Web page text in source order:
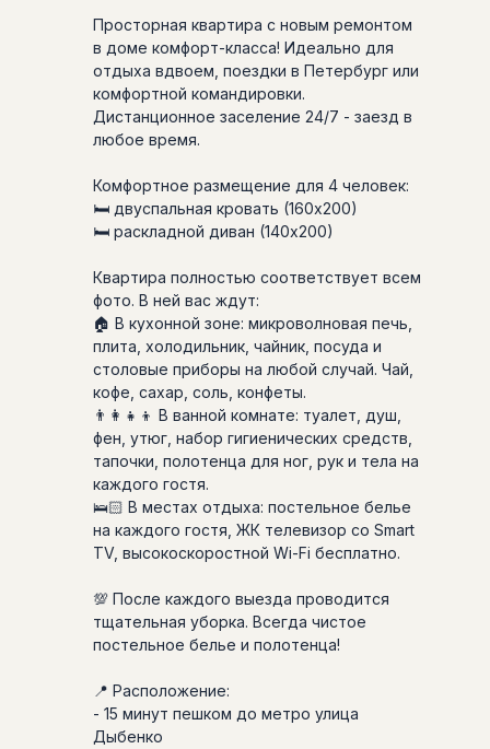
Просторная квартира с новым ремонтом
в доме комфорт-класса! Идеально для
отдыха вдвоем, поездки в Петербург или
комфортной командировки.
Дистанционное заселение 24/7 - заезд в
любое время.
Комфортное размещение для 4 человек:
🛏 двуспальная кровать (160х200)
🛏 раскладной диван (140х200)
Квартира полностью соответствует всем
фото. В ней вас ждут:
🏠 В кухонной зоне: микроволновая печь,
плита, холодильник, чайник, посуда и
столовые приборы на любой случай. Чай,
кофе, сахар, соль, конфеты.
👨‍👩‍👧‍👦 В ванной комнате: туалет, душ,
фен, утюг, набор гигиенических средств,
тапочки, полотенца для ног, рук и тела на
каждого гостя.
🛌🏻 В местах отдыха: постельное белье
на каждого гостя, ЖК телевизор со Smart
TV, высокоскоростной Wi-Fi бесплатно.
💯 После каждого выезда проводится
тщательная уборка. Всегда чистое
постельное белье и полотенца!
📍 Расположение:
- 15 минут пешком до метро улица
Дыбенко